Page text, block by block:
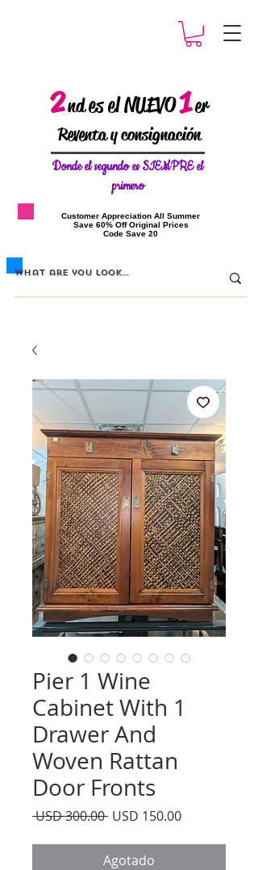
2ndes el NUEVO1er
Reventa y consignación
Donde elsegundo es SIEMPRE el
primero
​Customer Appreciation All Summer
​Save 60% Off Original Prices
​Code Save 20
Pier 1 Wine
Cabinet With 1
Drawer And
Woven Rattan
Door Fronts
USD 300.00 Precio
USD 150.00Precio
Agotado